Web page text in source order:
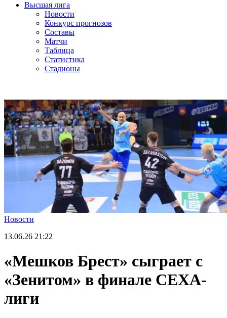
Высшая лига
Новости
Конкурс прогнозов
Составы
Матчи
Таблица
Статистика
Стадионы
Новости
13.06.26 21:22
«Мешков Брест» сыграет с
«Зенитом» в финале СЕХА-
лиги